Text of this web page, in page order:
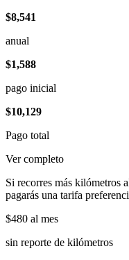
$8,541
anual
$1,588
pago inicial
$10,129
Pago total
Ver completo
Si recorres más kilómetros
pagarás una tarifa
$480 al mes
sin reporte de kilómetros